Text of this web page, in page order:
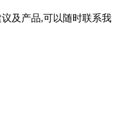
及产品,可以随时联系我